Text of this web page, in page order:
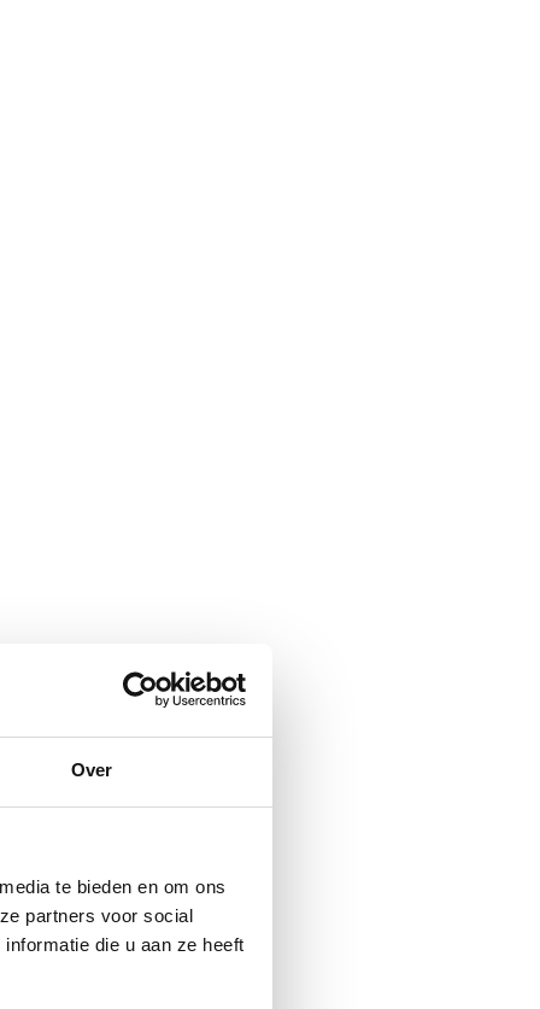
Over
te bieden en om ons
partners voor social
die u aan ze heeft